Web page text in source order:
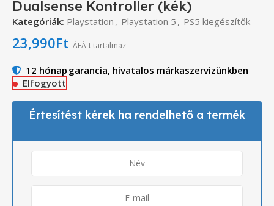
Dualsense Kontroller (kék)
Kategóriák: Playstation , Playstation 5 , PS5 kiegészítők
23,990Ft ÁFÁ-t tartalmaz
12 hónap garancia, hivatalos márkaszervizünkben
Elfogyott
Értesítést kérek ha rendelhető a termék